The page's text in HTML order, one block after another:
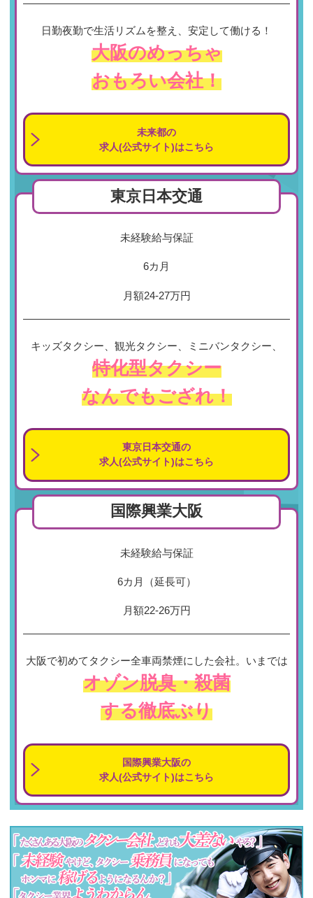
日勤夜勤で生活リズムを整え、安定して働ける！
大阪のめっちゃ
おもろい会社！
未来都の
求人(公式サイト)はこちら
東京日本交通
未経験給与保証
6カ月
月額24-27万円
キッズタクシー、観光タクシー、ミニバンタクシー、
特化型タクシー
なんでもござれ！
東京日本交通の
求人(公式サイト)はこちら
国際興業大阪
未経験給与保証
6カ月（延長可）
月額22-26万円
大阪で初めてタクシー全車両禁煙にした会社。いまでは
オゾン脱臭・殺菌
する徹底ぶり
国際興業大阪の
求人(公式サイト)はこちら